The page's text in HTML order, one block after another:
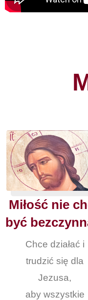
Miłość nie
być
Chce działać i
trudzić się dla
Jezusa,
aby wszystkie